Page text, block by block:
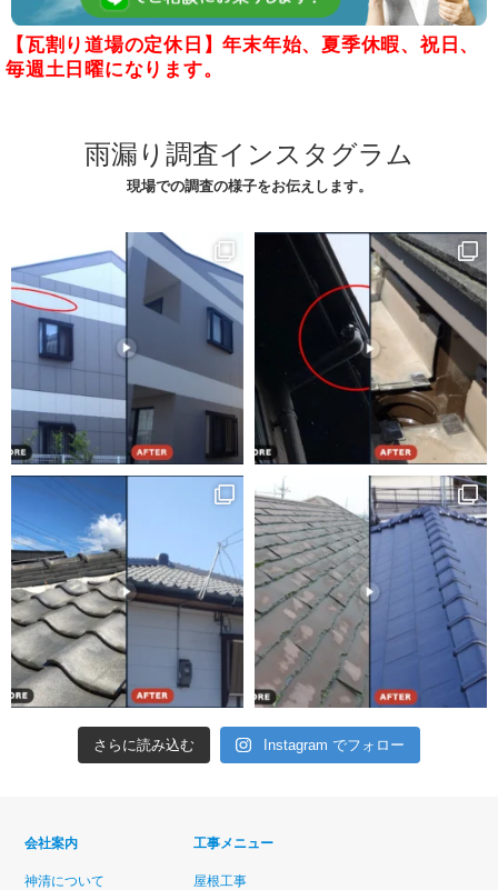
【瓦割り道場の定休日】年末年始、夏季休暇、祝日、
毎週土日曜になります。
雨漏り調査インスタグラム
現場での調査の様子をお伝えします。
さらに読み込む Instagram でフォロー
会社案内
神清について
工事メニュー
屋根工事